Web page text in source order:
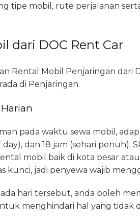
tipe mobil, rute perjalanan
dari DOC Rent Car
Rental Mobil Penjaringan dari
di Penjaringan.
pada waktu sewa mobil,
day), dan 18 jam (sehari
mobil baik di kota besar
kunci, jadi penyewa wajib
hari tersebut, anda boleh
menghindari hal yang tidak